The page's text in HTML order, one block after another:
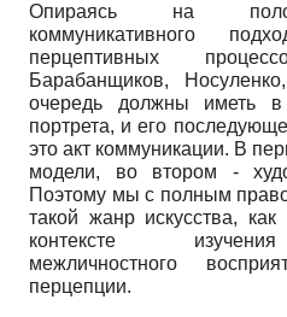
Опираясь на
коммуникативного
перцептивных
Барабанщиков,
очередь должны иметь
портрета, и его
это акт коммуникации. В
модели, во втором -
Поэтому мы с полным
такой жанр искусства,
контексте
межличностного
перцепции.